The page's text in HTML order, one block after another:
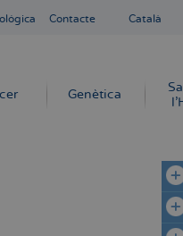
Contacte Català
Genètica